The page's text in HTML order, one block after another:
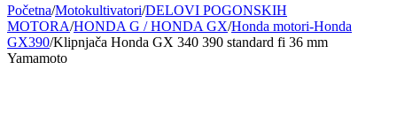
Početna/Motokultivatori/DELOVI POGONSKIH
MOTORA/HONDA G / HONDA GX/Honda motori-Honda
GX390/Klipnjača Honda GX 340 390 standard fi 36 mm
Yamamoto